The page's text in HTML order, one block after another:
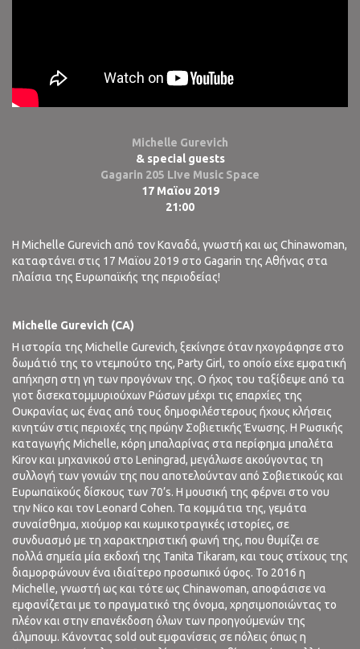
Michelle Gurevich
& special guests
Gagarin 205 LIve Music Space
17 Μαϊου 2019
21:00
Η Michelle Gurevich από τον Καναδά, γνωστή και ως Chinawoman,
καταφτάνει στις 17 Μαϊου 2019 στο Gagarin της Αθήνας στα
πλαίσια της Ευρωπαϊκής της περιοδείας!
Michelle Gurevich (CA)
Η ιστορία της Michelle Gurevich, ξεκίνησε όταν ηχογράφησε στο
δωμάτιό της το ντεμπούτο της, Party Girl, το οποίο είχε εμφατική
απήχηση στη γη των προγόνων της. Ο ήχος του ταξίδεψε από τα
γιοτ δισεκατομμυριούχων Ρώσων μέχρι τις επαρχίες της
Ουκρανίας ως ένας από τους δημοφιλέστερους ήχους κλήσεις
κινητών στις περιοχές της πρώην Σοβιετικής Ένωσης. Η Ρωσικής
καταγωγής Michelle, κόρη μπαλαρίνας στα περίφημα μπαλέτα
Kirov και μηχανικού στο Leningrad, μεγάλωσε ακούγοντας τη
συλλογή των γονιών της που αποτελούνταν από Σοβιετικούς και
Ευρωπαϊκούς δίσκους των 70’s. Η μουσική της φέρνει στο νου
την Nico και τον Leonard Cohen. Τα κομμάτια της, γεμάτα
συναίσθημα, χιούμορ και κωμικοτραγικές ιστορίες, σε
συνδυασμό με τη χαρακτηριστική φωνή της, που θυμίζει σε
πολλά σημεία μία εκδοχή της Tanita Tikaram, και τους στίχους της
διαμορφώνουν ένα ιδιαίτερο προσωπικό ύφος. Το 2016 η
Michelle, γνωστή ως και τότε ως Chinawoman, αποφάσισε να
εμφανίζεται με το πραγματικό της όνομα, χρησιμοποιώντας το
πλέον και στην επανέκδοση όλων των προηγούμενών της
άλμπουμ. Κάνοντας sold out εμφανίσεις σε πόλεις όπως η